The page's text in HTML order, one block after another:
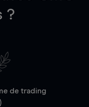
?
de trading